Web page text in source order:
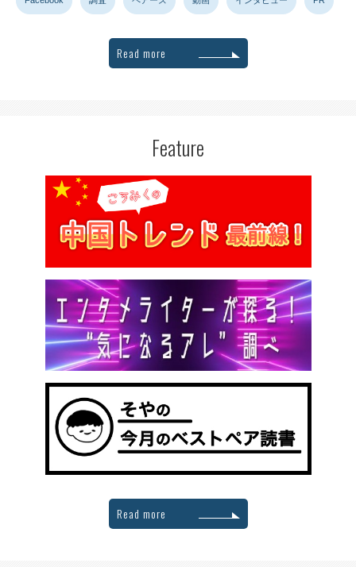
Read more
Feature
Read more